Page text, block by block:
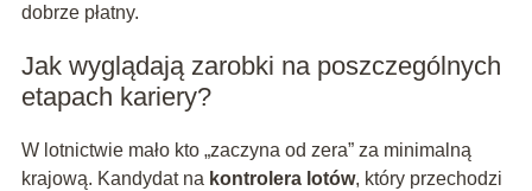
dobrze płatny.
Jak wyglądają zarobki na poszczególnych
etapach kariery?
W lotnictwie mało kto „zaczyna od zera” za minimalną
krajową. Kandydat na kontrolera lotów, który przechodzi